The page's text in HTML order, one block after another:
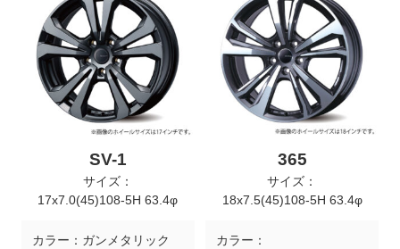
SV-1
サイズ：
17x7.0(45)108-5H 63.4φ
カラー： ガンメタリック
365
サイズ：
18x7.5(45)108-5H 63.4φ
カラー：